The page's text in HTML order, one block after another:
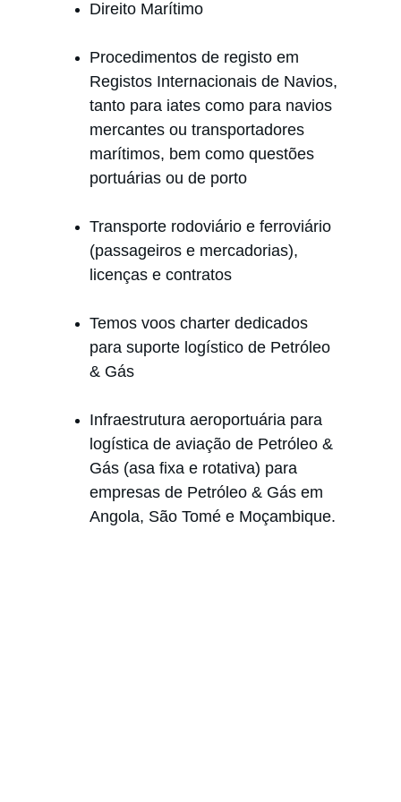
Direito Marítimo
Procedimentos de registo em
Registos Internacionais de Navios,
tanto para iates como para navios
mercantes ou transportadores
marítimos, bem como questões
portuárias ou de porto
Transporte rodoviário e ferroviário
(passageiros e mercadorias),
licenças e contratos
Temos voos charter dedicados
para suporte logístico de Petróleo
& Gás
Infraestrutura aeroportuária para
logística de aviação de Petróleo &
Gás (asa fixa e rotativa) para
empresas de Petróleo & Gás em
Angola, São Tomé e Moçambique.